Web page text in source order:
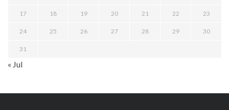
17 18 19 20 21 22 23
24 25 26 27 28 29 30
31
« Jul